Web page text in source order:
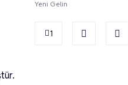
Yeni Gelin
1